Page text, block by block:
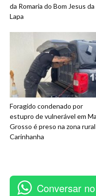
da Romaria do Bom Jesus da
Lapa
Foragido condenado por
estupro de vulnerável em
Grosso é preso na zona
Carinhanha
Conversar